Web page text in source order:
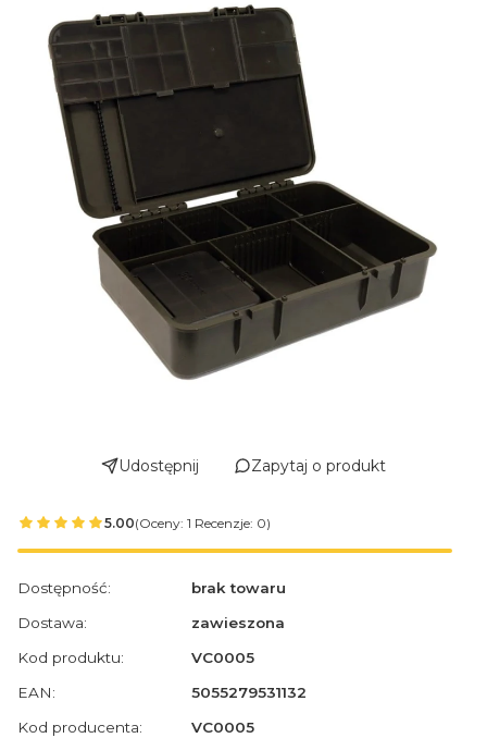
Udostępnij Zapytaj o produkt
5.00(Oceny: 1 Recenzje: 0)
Dostępność:
brak towaru
Dostawa:
zawieszona
Kod produktu:
VC0005
EAN:
5055279531132
Kod producenta:
VC0005